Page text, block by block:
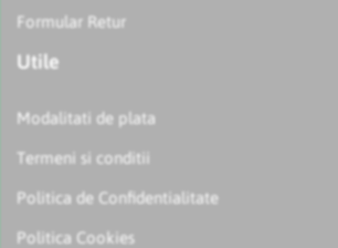
Formular Retur
Utile
Modalitati de plata
Termeni si conditii
Politica de Confidentialitate
Politica Cookies